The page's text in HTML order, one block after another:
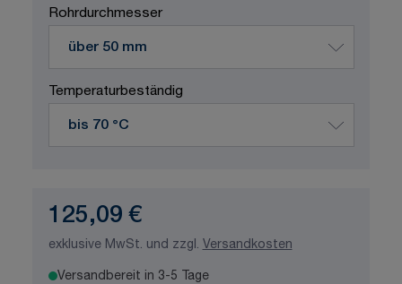
Rohrdurchmesser
Temperaturbeständig
125,09 €
exklusive MwSt. und zzgl. Versandkosten
Versandbereit in 3-5 Tage